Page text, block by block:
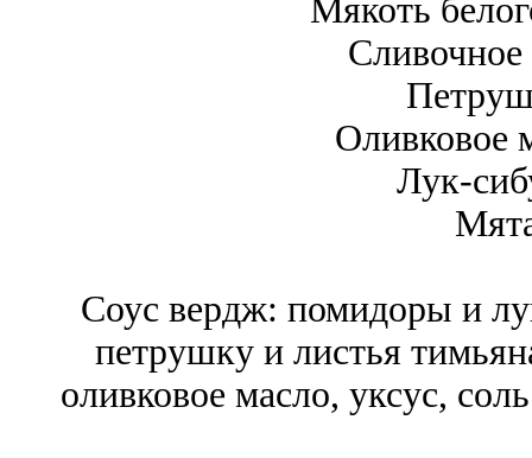
Мякоть
Сливочное
Оливковое
Лук-
Соус вердж: помидоры и
петрушку и листья
оливковое масло, уксус,